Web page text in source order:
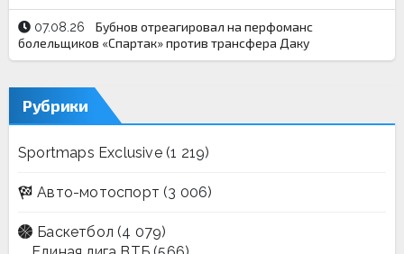
07.08.26
Бубнов отреагировал на перфоманс
болельщиков «Спартак» против трансфера Даку
Рубрики
Sportmaps Exclusive(1 219)
Авто-мотоспорт (3 006)
Баскетбол (4 079)